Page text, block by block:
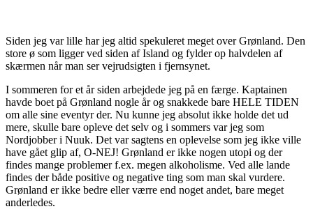
Siden jeg var lille har jeg altid spekuleret meget over Grønland. Den
store ø som ligger ved siden af Island og fylder op halvdelen af
skærmen når man ser vejrudsigten i fjernsynet.
I sommeren for et år siden arbejdede jeg på en færge. Kaptainen
havde boet på Grønland nogle år og snakkede bare HELE TIDEN
om alle sine eventyr der. Nu kunne jeg absolut ikke holde det ud
mere, skulle bare opleve det selv og i sommers var jeg som
Nordjobber i Nuuk. Det var sagtens en oplevelse som jeg ikke ville
have gået glip af, O-NEJ! Grønland er ikke nogen utopi og der
findes mange problemer f.ex. megen alkoholisme. Ved alle lande
findes der både positive og negative ting som man skal vurdere.
Grønland er ikke bedre eller værre end noget andet, bare meget
anderledes.